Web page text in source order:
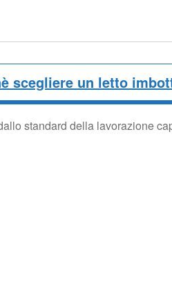
scegliere un letto
standard della lavorazione